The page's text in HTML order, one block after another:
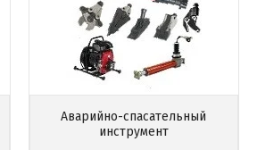
Аварийно-спасательный
инструмент